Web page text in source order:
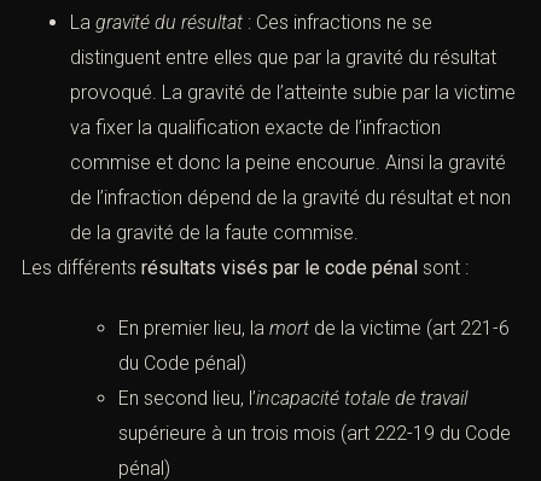
La gravité du résultat : Ces infractions ne se
distinguent entre elles que par la gravité du résultat
provoqué. La gravité de l’atteinte subie par la victime
va fixer la qualification exacte de l’infraction
commise et donc la peine encourue. Ainsi la gravité
de l’infraction dépend de la gravité du résultat et non
de la gravité de la faute commise.
Les différents résultats visés par le code pénal sont :
En premier lieu, la mort de la victime (art 221-6
du Code pénal )
En second lieu, l’incapacité totale de travail
supérieure à un trois mois (art 222-19 du Code
pénal )